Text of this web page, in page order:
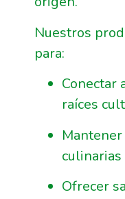
Nuestros
para:
Conectar
raíces
Ofrecer